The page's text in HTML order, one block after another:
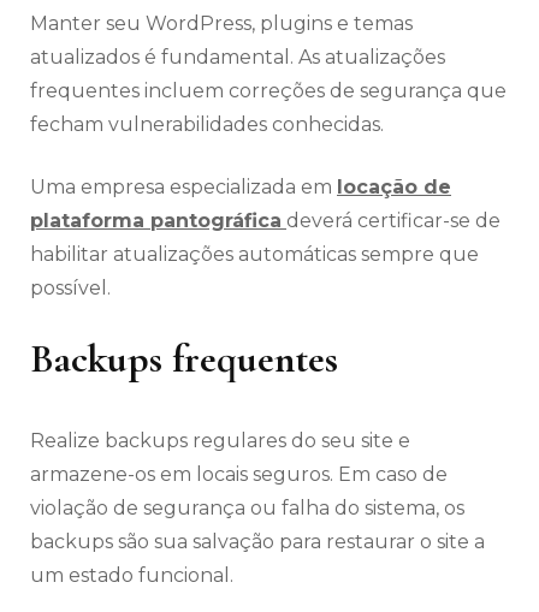
Manter seu WordPress, plugins e temas
atualizados é fundamental. As atualizações
frequentes incluem correções de segurança que
fecham vulnerabilidades conhecidas.
Uma empresa especializada em locação de
plataforma pantográfica deverá certificar-se de
habilitar atualizações automáticas sempre que
possível.
Backups frequentes
Realize backups regulares do seu site e
armazene-os em locais seguros. Em caso de
violação de segurança ou falha do sistema, os
backups são sua salvação para restaurar o site a
um estado funcional.